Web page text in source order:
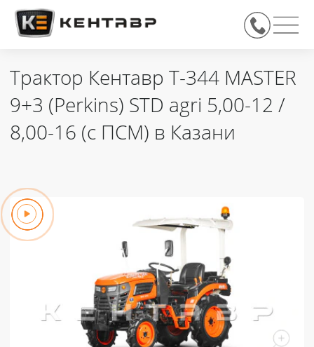
Трактор Кентавр Т-344 MASTER
9+3 (Perkins) STD agri 5,00-12 /
8,00-16 (с ПСМ) в Казани